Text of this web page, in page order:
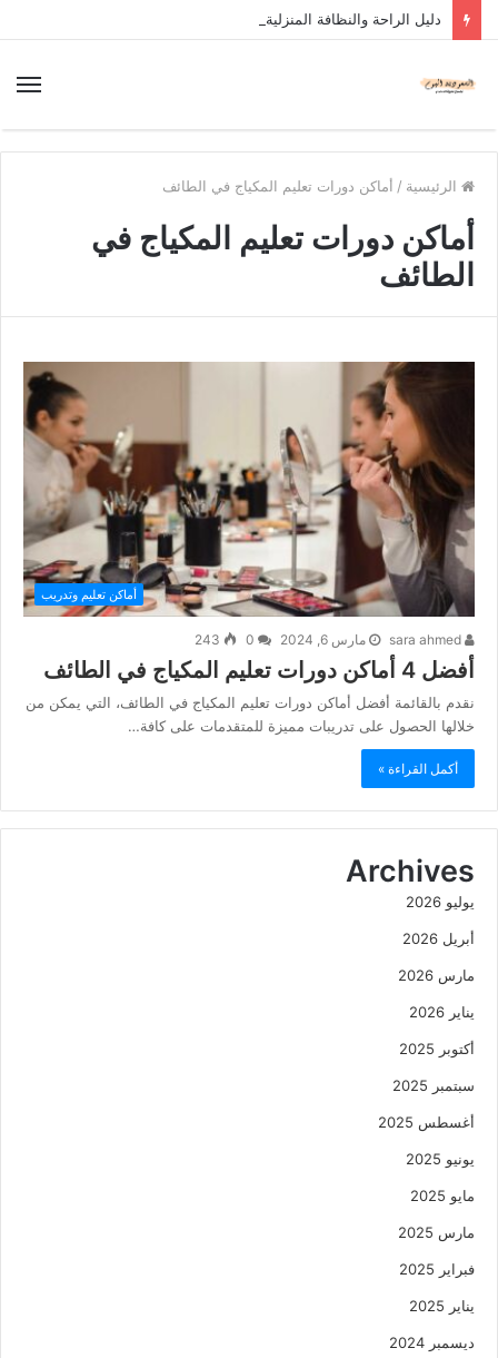
دليل الراحة والنظافة المنزلية
الرئيسية / أماكن دورات تعليم المكياج في الطائف
أماكن دورات تعليم المكياج في
الطائف
أماكن تعليم وتدريب
مارس 6, 2024 243
أفضل 4 أماكن دورات تعليم المكياج في الطائف
نقدم بالقائمة أفضل أماكن دورات تعليم المكياج في الطائف، التي يمكن من
خلالها الحصول على تدريبات مميزة للمتقدمات على كافة…
أكمل القراءة »
Archives
يوليو 2026
أبريل 2026
مارس 2026
يناير 2026
أكتوبر 2025
سبتمبر 2025
أغسطس 2025
يونيو 2025
مايو 2025
مارس 2025
فبراير 2025
يناير 2025
ديسمبر 2024